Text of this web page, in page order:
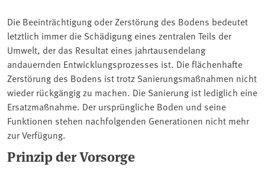
Die Beeinträchtigung oder Zerstörung des Bodens bedeutet
letztlich immer die Schädigung eines zentralen Teils der
Umwelt, der das Resultat eines jahrtausendelang
andauernden Entwicklungsprozesses ist. Die flächenhafte
Zerstörung des Bodens ist trotz Sanierungsmaßnahmen nicht
wieder rückgängig zu machen. Die Sanierung ist lediglich eine
Ersatzmaßnahme. Der ursprüngliche Boden und seine
Funktionen stehen nachfolgenden Generationen nicht mehr
zur Verfügung.
Prinzip der Vorsorge